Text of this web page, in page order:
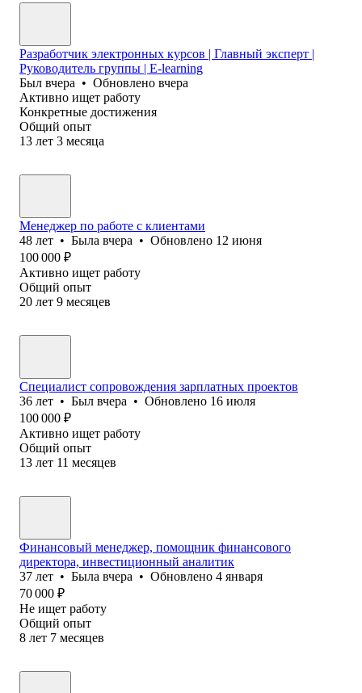
Разработчик электронных курсов | Главный эксперт |
Руководитель группы | E-learning
Был вчера • Обновлено вчера
Активно ищет работу
Конкретные достижения
Общий опыт
13 лет 3 месяца
Менеджер по работе с клиентами
48 лет • Была вчера • Обновлено 12 июня
100 000 ₽
Активно ищет работу
Общий опыт
20 лет 9 месяцев
Специалист сопровождения зарплатных проектов
36 лет • Был вчера • Обновлено 16 июля
100 000 ₽
Активно ищет работу
Общий опыт
13 лет 11 месяцев
Финансовый менеджер, помощник финансового
директора, инвестиционный аналитик
37 лет • Была вчера • Обновлено 4 января
70 000 ₽
Не ищет работу
Общий опыт
8 лет 7 месяцев